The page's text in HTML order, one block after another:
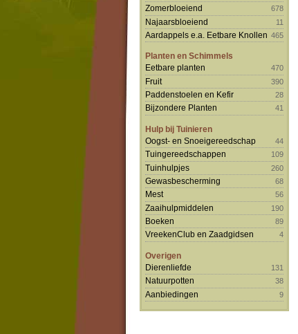
Zomerbloeiend 678
Najaarsbloeiend 11
Aardappels e.a. Eetbare Knollen 465
Planten en Schimmels
Eetbare planten
470
Fruit 390
Paddenstoelen en Kefir 28
Bijzondere Planten 41
Hulp bij Tuinieren
Oogst- en Snoeigereedschap
44
Tuingereedschappen 109
Tuinhulpjes 260
Gewasbescherming 68
Mest 56
Zaaihulpmiddelen 190
Boeken 89
VreekenClub en Zaadgidsen 4
Overigen
Dierenliefde
131
Natuurpotten 38
Aanbiedingen 9